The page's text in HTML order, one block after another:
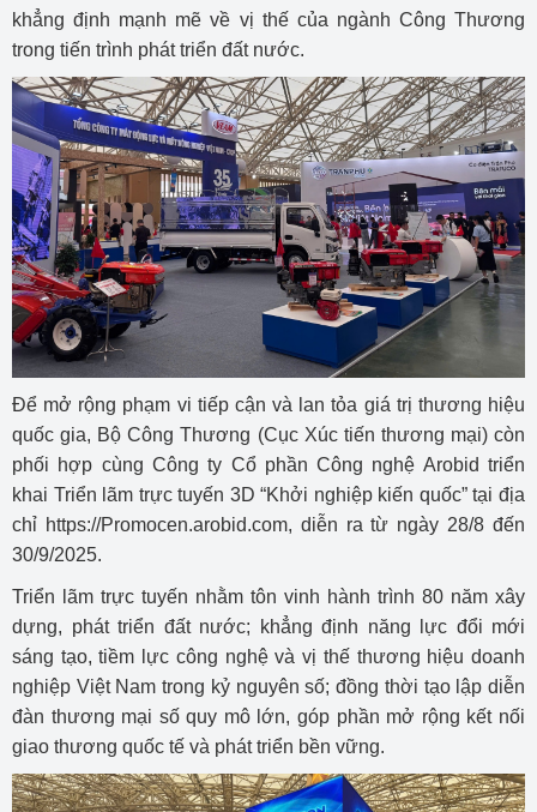
khẳng định mạnh mẽ về vị thế của ngành Công Thương
trong tiến trình phát triển đất nước.
Để mở rộng phạm vi tiếp cận và lan tỏa giá trị thương hiệu
quốc gia, Bộ Công Thương (Cục Xúc tiến thương mại) còn
phối hợp cùng Công ty Cổ phần Công nghệ Arobid triển
khai Triển lãm trực tuyến 3D “Khởi nghiệp kiến quốc” tại địa
chỉ https://Promocen.arobid.com, diễn ra từ ngày 28/8 đến
30/9/2025.
Triển lãm trực tuyến nhằm tôn vinh hành trình 80 năm xây
dựng, phát triển đất nước; khẳng định năng lực đổi mới
sáng tạo, tiềm lực công nghệ và vị thế thương hiệu doanh
nghiệp Việt Nam trong kỷ nguyên số; đồng thời tạo lập diễn
đàn thương mại số quy mô lớn, góp phần mở rộng kết nối
giao thương quốc tế và phát triển bền vững.